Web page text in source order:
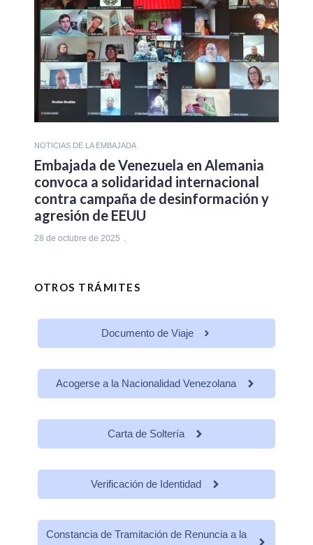
NOTICIAS DE LA EMBAJADA
Embajada de Venezuela en Alemania
convoca a solidaridad internacional
contra campaña de desinformación y
agresión de EEUU
28 de octubre de 2025
OTROS TRÁMITES
Documento de Viaje
Acogerse a la Nacionalidad Venezolana
Carta de Soltería
Verificación de Identidad
Constancia de Tramitación de Renuncia a la